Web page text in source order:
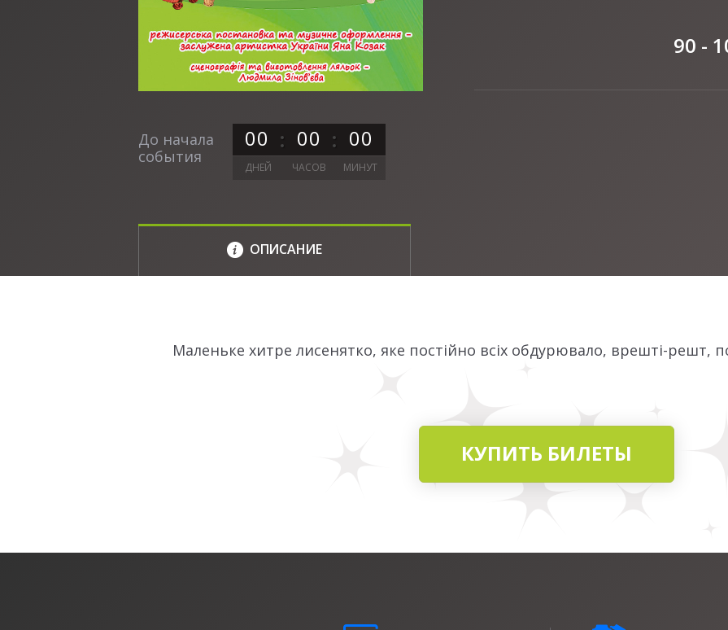
До начала
события
00 00 00
ДНЕЙ ЧАСОВ МИНУТ
90 -
ОПИСАНИЕ
Маленьке хитре лисенятко, яке постійно всіх обдурювало, врешті-решт,
КУПИТЬ БИЛЕТЫ